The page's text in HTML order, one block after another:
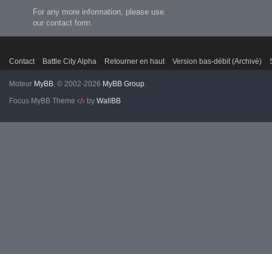
For any more information, please use
our contact form.
Contact Battle City Alpha Retourner en haut Version bas-débit (Archivé)
Moteur MyBB, © 2002-2026 MyBB Group.
Focus MyBB Theme
by WallBB